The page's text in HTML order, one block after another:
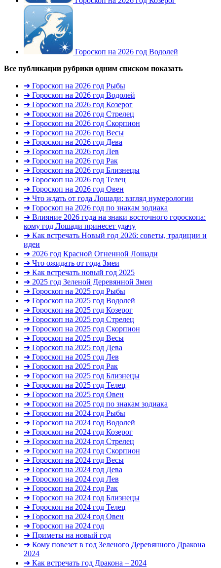
Гороскоп на 2026 год Водолей
Все публикации рубрики одним списком показать
➜ Гороскоп на 2026 год Рыбы
➜ Гороскоп на 2026 год Водолей
➜ Гороскоп на 2026 год Козерог
➜ Гороскоп на 2026 год Стрелец
➜ Гороскоп на 2026 год Скорпион
➜ Гороскоп на 2026 год Весы
➜ Гороскоп на 2026 год Дева
➜ Гороскоп на 2026 год Лев
➜ Гороскоп на 2026 год Рак
➜ Гороскоп на 2026 год Близнецы
➜ Гороскоп на 2026 год Телец
➜ Гороскоп на 2026 год Овен
➜ Что ждать от года Лошади: взгляд нумерологии
➜ Гороскоп на 2026 год по знакам зодиака
➜ Влияние 2026 года на знаки восточного гороскопа:
кому год Лошади принесет удачу
➜ Как встречать Новый год 2026: советы, традиции и
идеи
➜ 2026 год Красной Огненной Лошади
➜ Что ожидать от года Змеи
➜ Как встречать новый год 2025
➜ 2025 год Зеленой Деревянной Змеи
➜ Гороскоп на 2025 год Рыбы
➜ Гороскоп на 2025 год Водолей
➜ Гороскоп на 2025 год Козерог
➜ Гороскоп на 2025 год Стрелец
➜ Гороскоп на 2025 год Скорпион
➜ Гороскоп на 2025 год Весы
➜ Гороскоп на 2025 год Дева
➜ Гороскоп на 2025 год Лев
➜ Гороскоп на 2025 год Рак
➜ Гороскоп на 2025 год Близнецы
➜ Гороскоп на 2025 год Телец
➜ Гороскоп на 2025 год Овен
➜ Гороскоп на 2025 год по знакам зодиака
➜ Гороскоп на 2024 год Рыбы
➜ Гороскоп на 2024 год Водолей
➜ Гороскоп на 2024 год Козерог
➜ Гороскоп на 2024 год Стрелец
➜ Гороскоп на 2024 год Скорпион
➜ Гороскоп на 2024 год Весы
➜ Гороскоп на 2024 год Дева
➜ Гороскоп на 2024 год Лев
➜ Гороскоп на 2024 год Рак
➜ Гороскоп на 2024 год Близнецы
➜ Гороскоп на 2024 год Телец
➜ Гороскоп на 2024 год Овен
➜ Гороскоп на 2024 год
➜ Приметы на новый год
➜ Кому повезет в год Зеленого Деревянного Дракона
2024
➜ Как встречать год Дракона – 2024